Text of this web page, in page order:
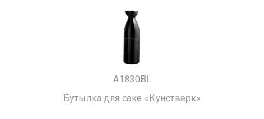
A1830BL
Бутылка для саке «Кунстверк»